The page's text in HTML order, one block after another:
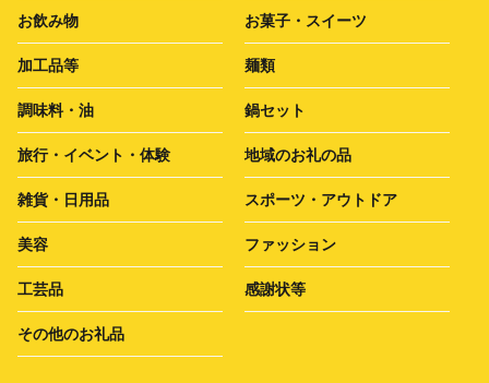
お飲み物 お菓子・スイーツ
加工品等 麺類
調味料・油 鍋セット
旅行・イベント・体験 地域のお礼の品
雑貨・日用品 スポーツ・アウトドア
美容 ファッション
工芸品 感謝状等
その他のお礼品